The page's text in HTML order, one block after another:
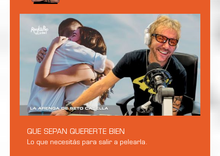
QUE SEPAN QUERERTE BIEN
Lo que necesitás para salir a pelearla.